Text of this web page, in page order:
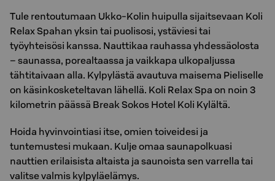
Tule rentoutumaan Ukko-Kolin huipulla sijaitsevaan Koli
Relax Spahan yksin tai puolisosi, ystäviesi tai
työyhteisösi kanssa. Nauttikaa rauhassa yhdessäolosta
– saunassa, porealtaassa ja vaikkapa ulkopaljussa
tähtitaivaan alla. Kylpylästä avautuva maisema Pieliselle
on käsinkosketeltavan lähellä. Koli Relax Spa on noin 3
kilometrin päässä Break Sokos Hotel Koli Kylältä.
Hoida hyvinvointiasi itse, omien toiveidesi ja
tuntemustesi mukaan. Kulje omaa saunapolkuasi
nauttien erilaisista altaista ja saunoista sen varrella tai
valitse valmis kylpyläelämys.